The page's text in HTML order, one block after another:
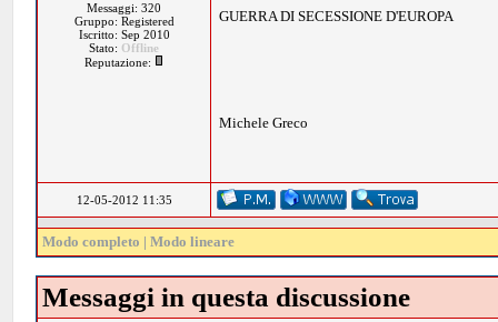
Messaggi: 320
Gruppo: Registered
Iscritto: Sep 2010
Stato: Offline
Reputazione:
GUERRA DI SECESSIONE D'EUROPA
Michele Greco
12-05-2012 11:35
Modo completo |Modo lineare
Messaggi in questa discussione